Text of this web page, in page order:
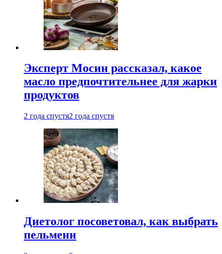
Эксперт Мосин рассказал, какое
масло предпочтительнее для жарки
продуктов
2 года спустя2 года спустя
Диетолог посоветовал, как выбрать
пельмени